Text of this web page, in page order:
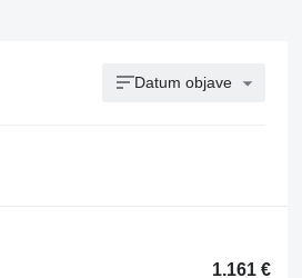
Datum objave
1.161 €